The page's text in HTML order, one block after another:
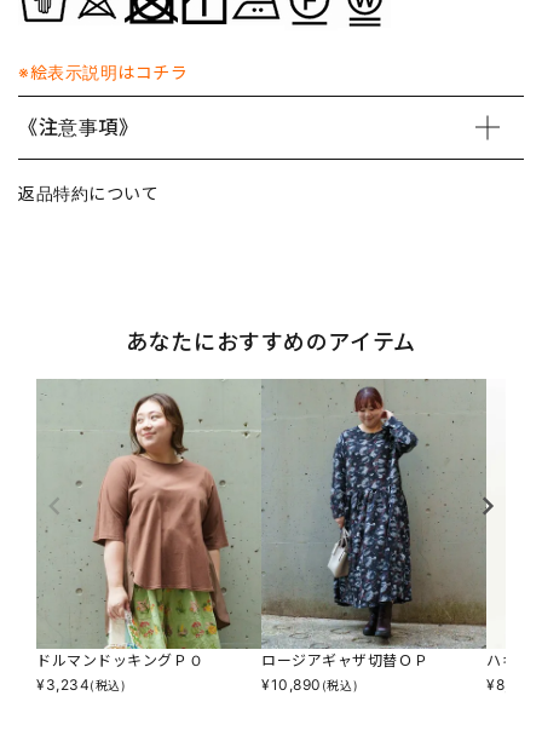
※絵表示説明はコチラ
《注意事項》
返品特約について
あなたにおすすめのアイテム
ドルマンドッキングＰＯ
¥3,234(税込)
ロージアギャザ切替ＯＰ
¥10,890 (税込)
ハキゴ
¥8,690